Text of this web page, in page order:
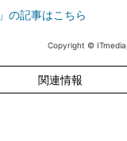
の記事はこちら
Copyright ©
関連情報